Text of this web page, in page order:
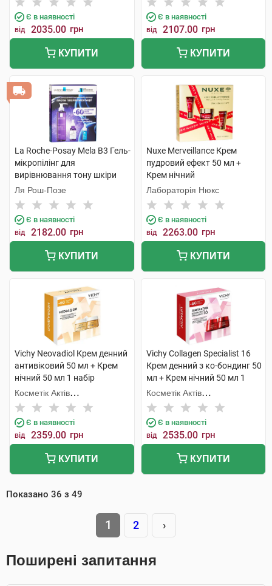
Є в наявності
від 2035.00 грн
КУПИТИ
Є в наявності
від 2107.00 грн
КУПИТИ
La Roche-Posay Mela B3 Гель-
мікропілінг для
вирівнювання тону шкіри
обличчя 200 мл + Сироватка
концентрат 30 мл +
подарунок 1 набір
Ля Рош-Позе
Є в наявності
від 2182.00 грн
КУПИТИ
Nuxe Merveillance Крем
пудровий ефект 50 мл +
Крем нічний
концентрований 15 мл +
Крем для контуру очей 15 мл
1 набір
Лабораторія Нюкс
Є в наявності
від 2263.00 грн
КУПИТИ
Vichy Neovadiol Крем денний
антивіковий 50 мл + Крем
нічний 50 мл 1 набір
Косметік Актів
Інтернаціональ
Є в наявності
від 2359.00 грн
КУПИТИ
Vichy Collagen Specialist 16
Крем денний з ко-бондинг 50
мл + Крем нічний 50 мл 1
набір
Косметік Актів
Інтернаціональ
Є в наявності
від 2535.00 грн
КУПИТИ
Показано 36 з 49
1 2 ›
Поширені запитання